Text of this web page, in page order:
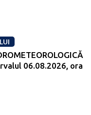
06.08.2026, ora